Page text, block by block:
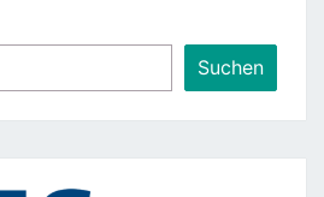
Suchen